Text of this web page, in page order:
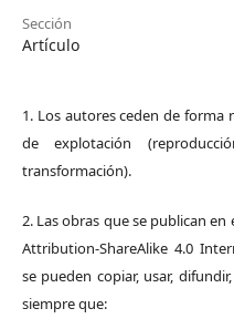
Sección
Artículo
1. Los autores ceden de forma
de explotación
transformación).
2. Las obras que se publican
Attribution-ShareAlike 4.0
se pueden copiar, usar,
siempre que: